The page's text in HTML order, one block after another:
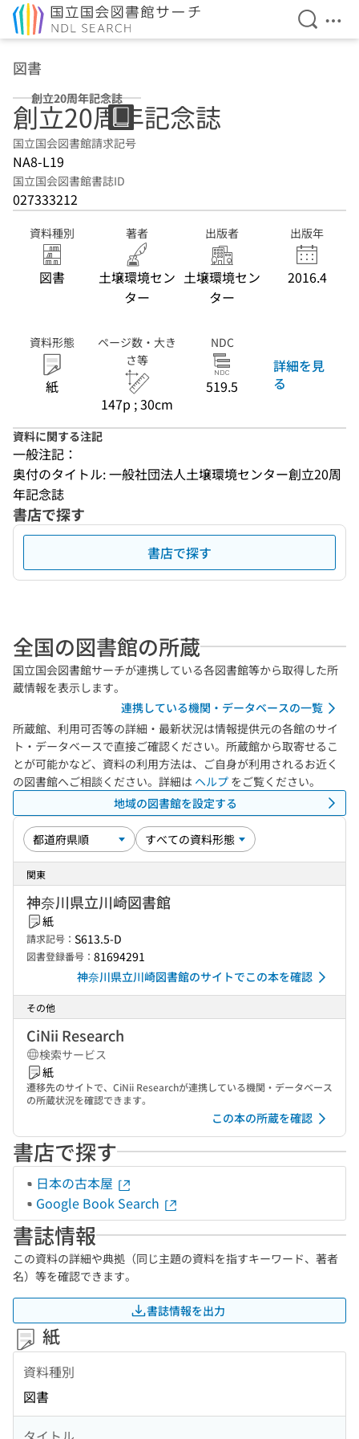
検索を
メ
図書
創立20周年記念誌
創立20周年記念誌
国立国会図書館請求記号
NA8-L19
国立国会図書館書誌ID
027333212
資料種別
図書
著者
土壌環境セン
ター
出版者
土壌環境セン
ター
出版年
2016.4
資料形態
紙
ページ数・大き
さ等
147p ; 30cm
NDC
519.5
詳細を見
る
資料に関する注記
一般注記：
奥付のタイトル: 一般社団法人土壌環境センター創立20周
年記念誌
書店で探す
書店で探す
全国の図書館の所蔵
国立国会図書館サーチが連携している各図書館等から取得した所
蔵情報を表示します。
連携している機関・データベースの一覧
所蔵館、利用可否等の詳細・最新状況は情報提供元の各館のサイ
ト・データベースで直接ご確認ください。所蔵館から取寄せるこ
とが可能かなど、資料の利用方法は、ご自身が利用されるお近く
の図書館へご相談ください。詳細は ヘルプ をご覧ください。
地域の図書館を設定する
関東
神奈川県立川崎図書館
紙
請求記号： S613.5-D
図書登録番号： 81694291
神奈川県立川崎図書館のサイトでこの本を確認
その他
CiNii Research
検索サービス
紙
遷移先のサイトで、CiNii Researchが連携している機関・データベース
の所蔵状況を確認できます。
この本の所蔵を確認
書店で探す
日本の古本屋
Google Book Search
書誌情報
この資料の詳細や典拠（同じ主題の資料を指すキーワード、著者
名）等を確認できます。
書誌情報を出力
紙
資料種別
図書